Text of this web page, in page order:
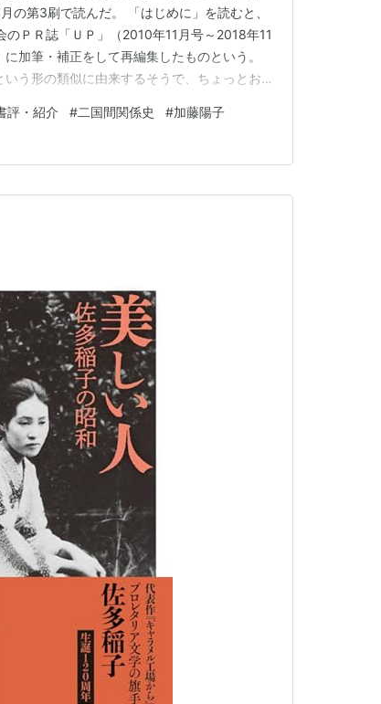
の第3刷で読んだ。 「はじめに」を読むと、
ＰＲ誌「ＵＰ」（2010年11月号～2018年11
加筆・補正をして再編集したものという。
う形の類似に由来するそうで、ちょっとおも
扱われるのは隣接領域つまり「隣の史学」に
…
評・紹介 #二国間関係史 #加藤陽子